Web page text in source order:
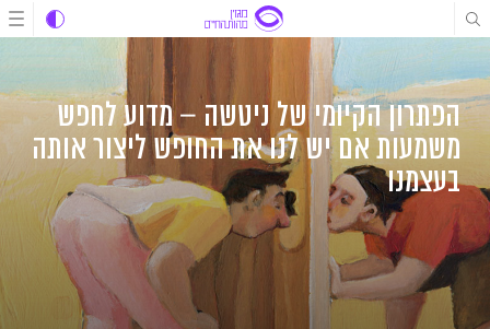
דלג
לתוכן
דלג
לתוכן
דלג
לניווט
הפתרון הקיומי של ניטשה – מדוע לחפש
משמעות אם יש לנו את החופש ליצור אותה
בעצמנו